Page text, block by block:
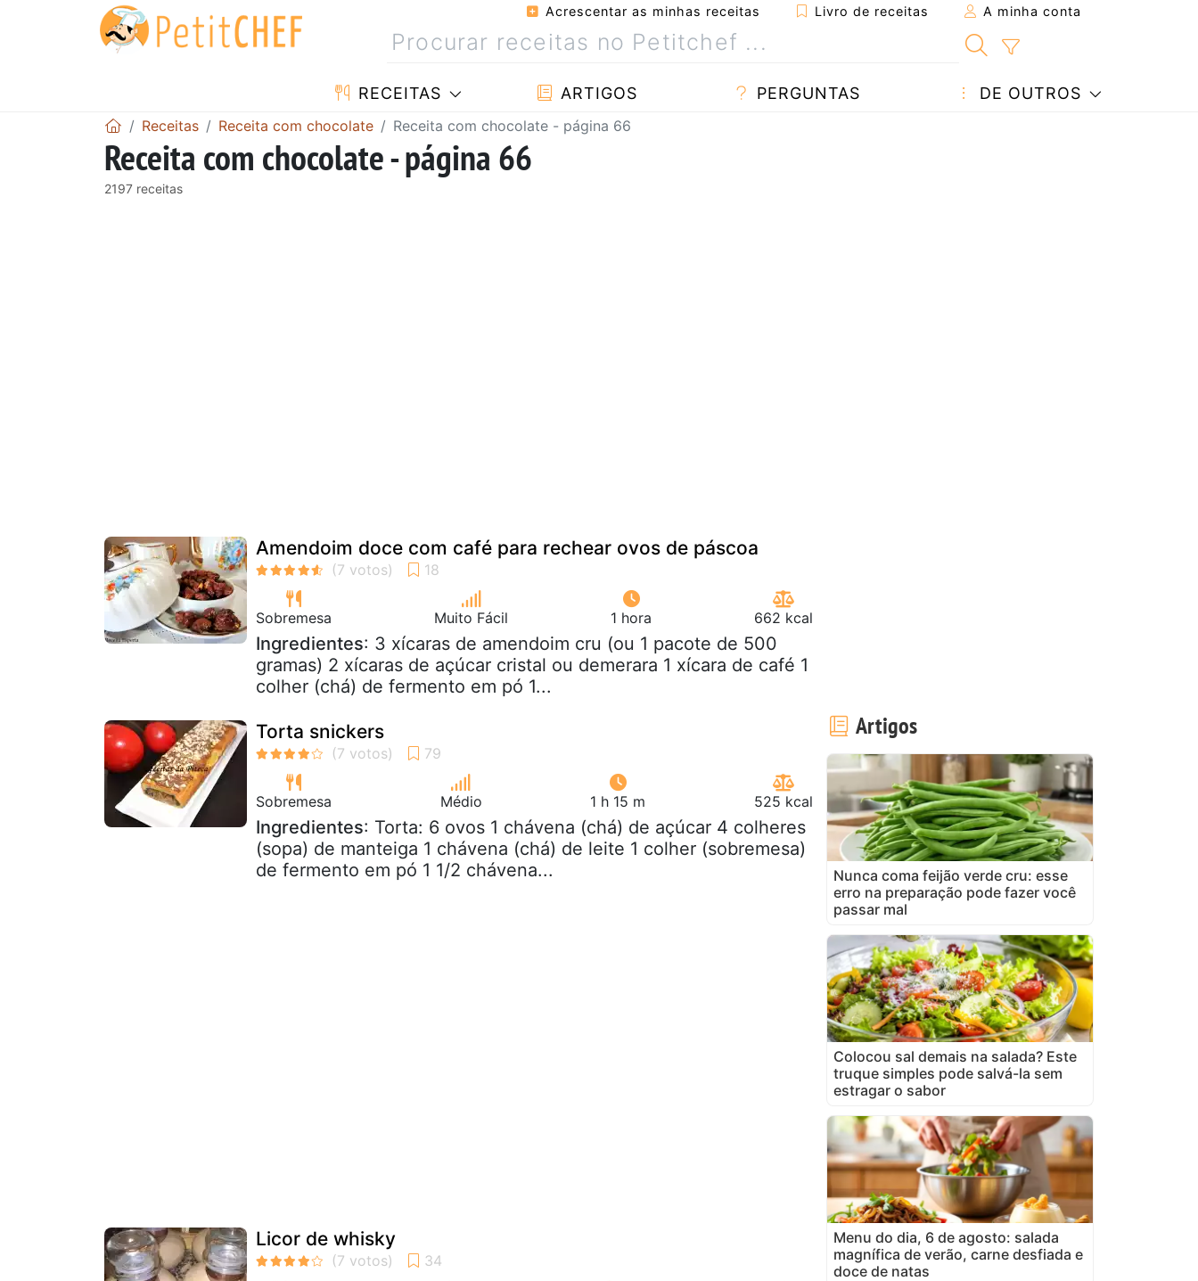
Acrescentar as minhas receitas Livro de receitas A minha conta
RECEITAS ARTIGOS PERGUNTAS DE OUTROS
Receitas Receita com chocolate Receita com chocolate - página 66
Receita com chocolate - página 66
2197 receitas
Amendoim doce com café para rechear ovos de páscoa
Sobremesa Muito Fácil 1 hora 662 kcal
Ingredientes: 3 xícaras de amendoim cru (ou 1 pacote de 500
gramas) 2 xícaras de açúcar cristal ou demerara 1 xícara de café 1
colher (chá) de fermento em pó 1...
Torta snickers
Sobremesa Médio 1 h 15 m 525 kcal
Ingredientes: Torta: 6 ovos 1 chávena (chá) de açúcar 4 colheres
(sopa) de manteiga 1 chávena (chá) de leite 1 colher (sobremesa)
de fermento em pó 1 1/2 chávena...
Licor de whisky
Artigos
Nunca coma feijão verde cru: esse
erro na preparação pode fazer você
passar mal
Colocou sal demais na salada? Este
truque simples pode salvá-la sem
estragar o sabor
Menu do dia, 6 de agosto: salada
magnífica de verão, carne desfiada e
doce de natas